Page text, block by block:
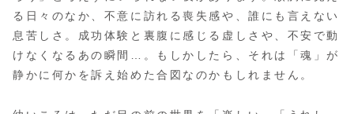
る日々のなか、不意に訪れる喪失感や、誰にも言えない
息苦しさ。成功体験と裏腹に感じる虚しさや、不安で動
けなくなるあの瞬間…。もしかしたら、それは「魂」が
静かに何かを訴え始めた合図なのかもしれません。